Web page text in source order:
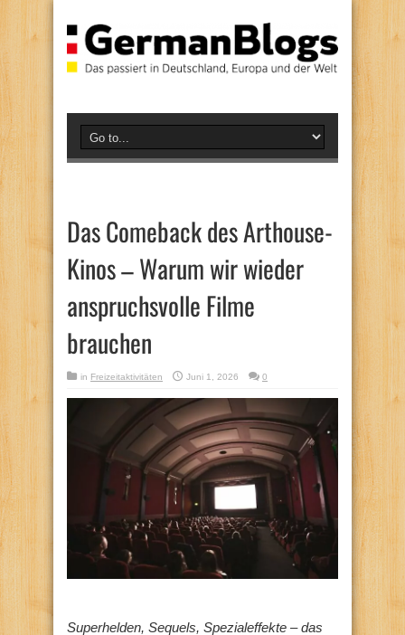
Das Comeback des Arthouse-
Kinos – Warum wir wieder
anspruchsvolle Filme
brauchen
in Freizeitaktivitäten Juni 1, 2026 0
Superhelden, Sequels, Spezialeffekte – das